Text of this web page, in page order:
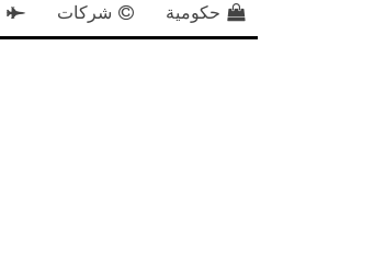
حكومية شركات